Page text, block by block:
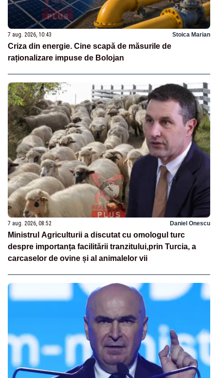
7 aug. 2026, 10:43 Stoica Marian
Criza din energie. Cine scapă de măsurile de
raționalizare impuse de Bolojan
7 aug. 2026, 08:52 Daniel Onescu
Ministrul Agriculturii a discutat cu omologul turc
despre importanța facilitării tranzitului,prin Turcia, a
carcaselor de ovine și al animalelor vii